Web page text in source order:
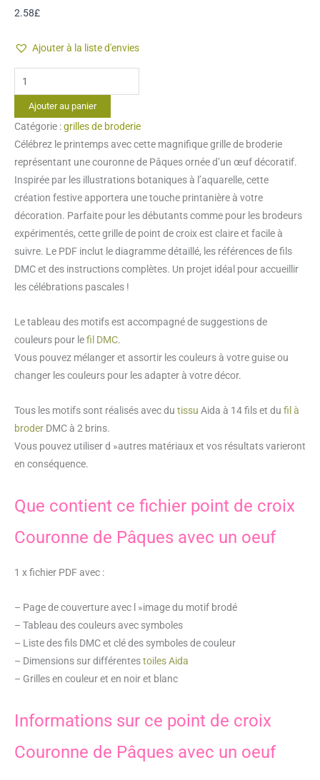
2.58£
Ajouter à la liste d'envies
quantité
de
Point
de
croix
Couronne
de
Pâques
avec
un
oeuf
Ajouter au panier
Catégorie :grilles de broderie
Célébrez le printemps avec cette magnifique grille de broderie
représentant une couronne de Pâques ornée d’un œuf décoratif.
Inspirée par les illustrations botaniques à l’aquarelle, cette
création festive apportera une touche printanière à votre
décoration. Parfaite pour les débutants comme pour les brodeurs
expérimentés, cette grille de point de croix est claire et facile à
suivre. Le PDF inclut le diagramme détaillé, les références de fils
DMC et des instructions complètes. Un projet idéal pour accueillir
les célébrations pascales !
Le tableau des motifs est accompagné de suggestions de
couleurs pour lefil DMC.
Vous pouvez mélanger et assortir les couleurs à votre guise ou
changer les couleurs pour les adapter à votre décor.
Tous les motifs sont réalisés avec du tissu Aida à 14 fils et du fil à
broder DMC à 2 brins.
Vous pouvez utiliser d »autres matériaux et vos résultats varieront
en conséquence.
Que contient ce fichier point de croix
Couronne de Pâques avec un oeuf
1 x fichier PDF avec :
– Page de couverture avec l »image du motif brodé
– Tableau des couleurs avec symboles
– Liste des fils DMC et clé des symboles de couleur
– Dimensions sur différentestoiles Aida
– Grilles en couleur et en noir et blanc
Informations sur ce point de croix
Couronne de Pâques avec un oeuf